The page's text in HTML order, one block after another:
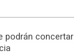
podrán